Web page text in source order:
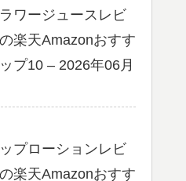
ワージュースレビ
楽天Amazonおすす
プ10 – 2026年06月
プローションレビ
楽天Amazonおすす